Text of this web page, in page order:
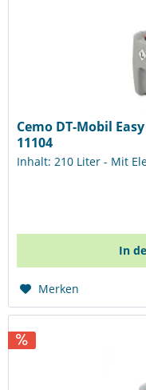
Cemo DT-Mobil
11104
Inhalt: 210 Liter - Mit
In
Merken